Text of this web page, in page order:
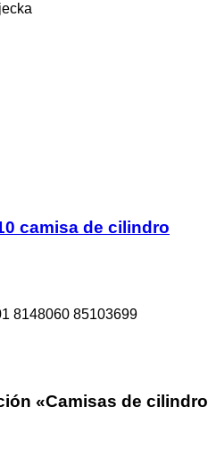
camisa de cilindro
8148060 85103699
«Camisas de cilindro